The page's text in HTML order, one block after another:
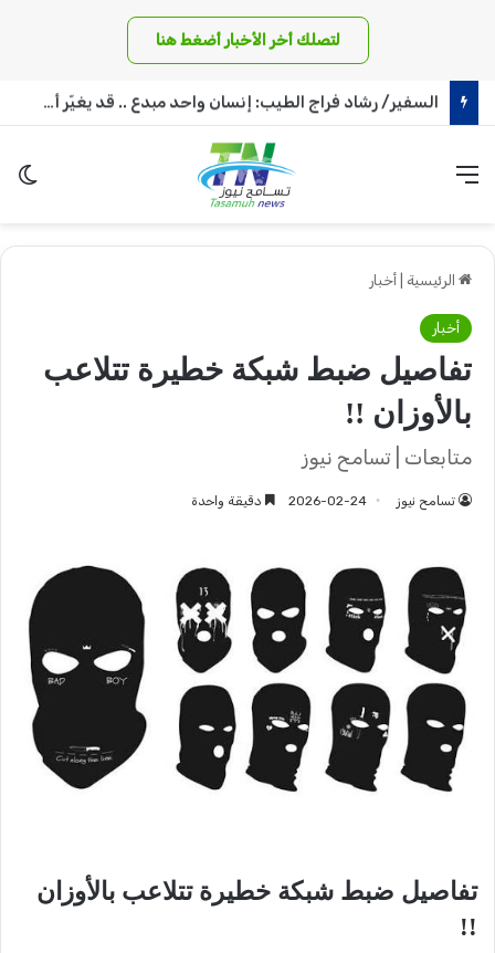
لتصلك أخر الأخبار أضغط هنا
د. ياسر محجوب الحسين: حكومة الظل بالمقلوب
القائمة
الرئيسية أخبار
أخبار
تفاصيل ضبط شبكة خطيرة تتلاعب
بالأوزان !!
متابعات | تسامح نيوز
تسامح نيوز 2026-02-24 دقيقة واحدة
تفاصيل ضبط شبكة خطيرة تتلاعب بالأوزان
!!